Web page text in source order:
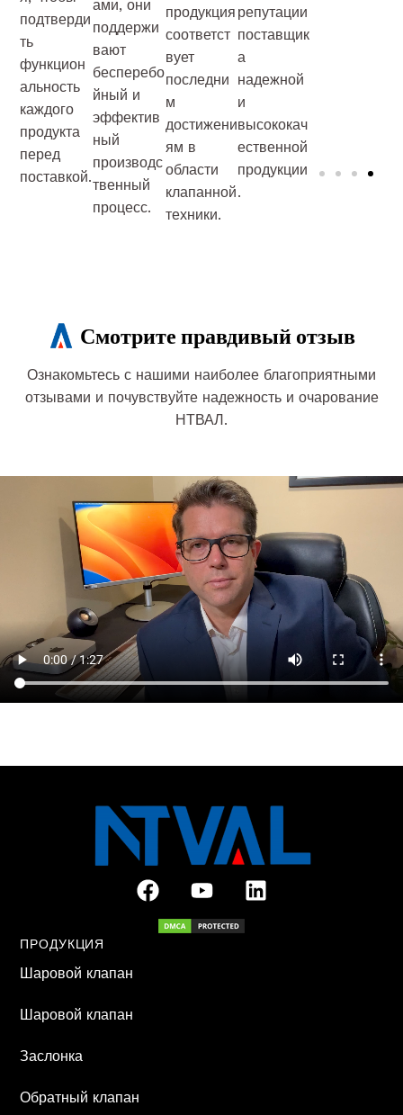
подтверди
ть
функцион
альность
каждого
продукта
перед
поставкой.
ами, они
поддержи
вают
бесперебо
йный и
эффектив
ный
производс
твенный
процесс.
продукция
соответст
вует
последни
м
достижени
ям в
области
клапанной
техники.
репутации
поставщик
а
надежной
и
высококач
ественной
продукции
.
Смотрите правдивый отзыв
Ознакомьтесь с нашими наиболее благоприятными
отзывами и почувствуйте надежность и очарование
НТВАЛ.
F
a
c
Y
o
u
L
i
ПРОДУКЦИЯ
Шаровой клапан
Шаровой клапан
Заслонка
Обратный клапан